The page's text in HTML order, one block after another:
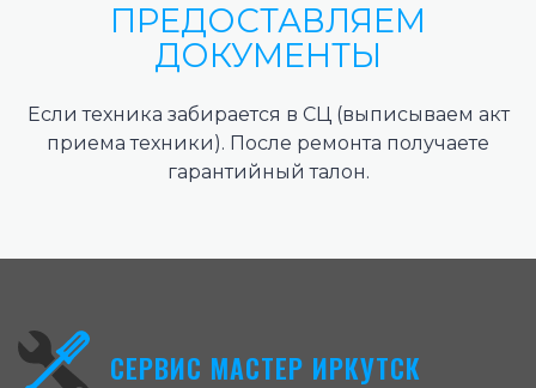
ПРЕДОСТАВЛЯЕМ
ДОКУМЕНТЫ
Если техника забирается в СЦ (выписываем акт
приема техники). После ремонта получаете
гарантийный талон.
СЕРВИС МАСТЕР ИРКУТСК